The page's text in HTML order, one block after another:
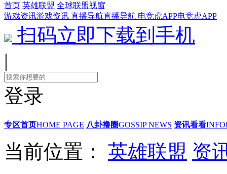
首页 英雄联盟 全球联盟视窗
游戏资讯游戏资讯 直播导航直播导航 电竞虎APP电竞虎APP
扫码立即下载到手机
|
登录
专区首页HOME PAGE 八卦撸圈GOSSIP NEWS 资讯看看
当前位置： 英雄联盟 资